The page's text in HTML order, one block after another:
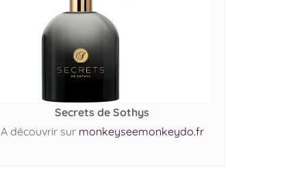
Secrets de Sothys
A découvrir sur monkeyseemonkeydo.fr